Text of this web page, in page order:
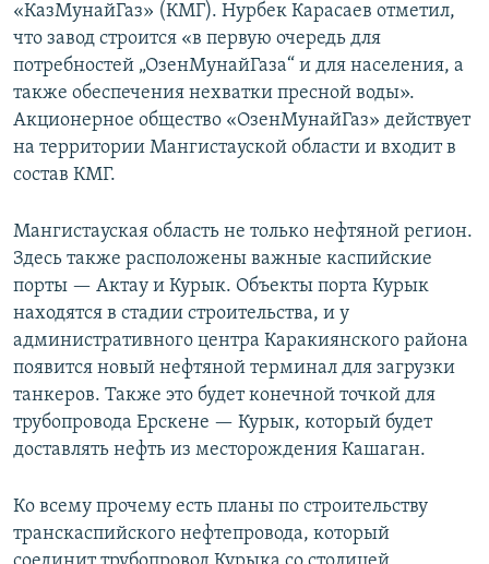
«КазМунайГаз» (КМГ). Нурбек Карасаев отметил,
что завод строится «в первую очередь для
потребностей „ОзенМунайГаза“ и для населения, а
также обеспечения нехватки пресной воды».
Акционерное общество «ОзенМунайГаз» действует
на территории Мангистауской области и входит в
состав КМГ.
Мангистауская область не только нефтяной регион.
Здесь также расположены важные каспийские
порты — Актау и Курык. Объекты порта Курык
находятся в стадии строительства, и у
административного центра Каракиянского района
появится новый нефтяной терминал для загрузки
танкеров. Также это будет конечной точкой для
трубопровода Ерскене — Курык, который будет
доставлять нефть из месторождения Кашаган.
Ко всему прочему есть планы по строительству
транскаспийского нефтепровода, который